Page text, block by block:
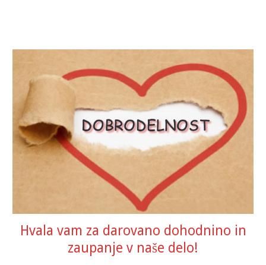
Hvala vam za darovano dohodnino in
zaupanje v naše delo!